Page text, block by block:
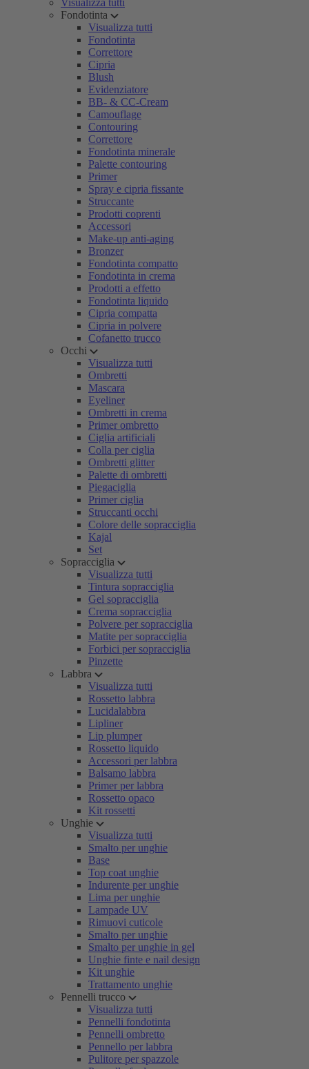
Visualizza tutti
Fondotinta
Visualizza tutti
Fondotinta
Correttore
Cipria
Blush
Evidenziatore
BB- & CC-Cream
Camouflage
Contouring
Correttore
Fondotinta minerale
Palette contouring
Primer
Spray e cipria fissante
Struccante
Prodotti coprenti
Accessori
Make-up anti-aging
Bronzer
Fondotinta compatto
Fondotinta in crema
Prodotti a effetto
Fondotinta liquido
Cipria compatta
Cipria in polvere
Cofanetto trucco
Occhi
Visualizza tutti
Ombretti
Mascara
Eyeliner
Ombretti in crema
Primer ombretto
Ciglia artificiali
Colla per ciglia
Ombretti glitter
Palette di ombretti
Piegaciglia
Primer ciglia
Struccanti occhi
Colore delle sopracciglia
Kajal
Set
Sopracciglia
Visualizza tutti
Tintura sopracciglia
Gel sopracciglia
Crema sopracciglia
Polvere per sopracciglia
Matite per sopracciglia
Forbici per sopracciglia
Pinzette
Labbra
Visualizza tutti
Rossetto labbra
Lucidalabbra
Lipliner
Lip plumper
Rossetto liquido
Accessori per labbra
Balsamo labbra
Primer per labbra
Rossetto opaco
Kit rossetti
Unghie
Visualizza tutti
Smalto per unghie
Base
Top coat unghie
Indurente per unghie
Lima per unghie
Lampade UV
Rimuovi cuticole
Smalto per unghie
Smalto per unghie in gel
Unghie finte e nail design
Kit unghie
Trattamento unghie
Pennelli trucco
Visualizza tutti
Pennelli fondotinta
Pennelli ombretto
Pennello per labbra
Pulitore per spazzole